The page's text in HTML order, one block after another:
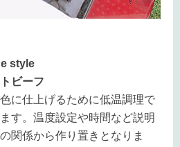
style
ビーフ
に仕上げるために低温調理で
す。温度設定や時間など説明
関係から作り置きとなりま